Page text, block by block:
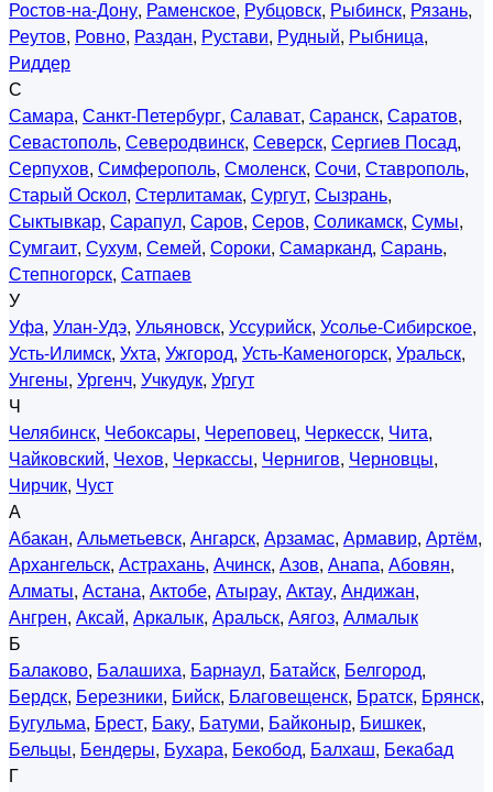
Ростов-на-Дону, Раменское, Рубцовск, Рыбинск, Рязань,
Реутов, Ровно, Раздан, Рустави, Рудный, Рыбница,
Риддер
С
Самара, Санкт-Петербург, Салават, Саранск, Саратов,
Севастополь, Северодвинск, Северск, Сергиев Посад,
Серпухов, Симферополь, Смоленск, Сочи, Ставрополь,
Старый Оскол, Стерлитамак, Сургут, Сызрань,
Сыктывкар, Сарапул, Саров, Серов, Соликамск, Сумы,
Сумгаит, Сухум, Семей, Сороки, Самарканд, Сарань,
Степногорск, Сатпаев
У
Уфа, Улан-Удэ, Ульяновск, Уссурийск, Усолье-Сибирское,
Усть-Илимск, Ухта, Ужгород, Усть-Каменогорск, Уральск,
Унгены, Ургенч, Учкудук, Ургут
Ч
Челябинск, Чебоксары, Череповец, Черкесск, Чита,
Чайковский, Чехов, Черкассы, Чернигов, Черновцы,
Чирчик, Чуст
А
Абакан, Альметьевск, Ангарск, Арзамас, Армавир, Артём,
Архангельск, Астрахань, Ачинск, Азов, Анапа, Абовян,
Алматы, Астана, Актобе, Атырау, Актау, Андижан,
Ангрен, Аксай, Аркалык, Аральск, Аягоз, Алмалык
Б
Балаково, Балашиха, Барнаул, Батайск, Белгород,
Бердск, Березники, Бийск, Благовещенск, Братск, Брянск,
Бугульма, Брест, Баку, Батуми, Байконыр, Бишкек,
Бельцы, Бендеры, Бухара, Бекобод, Балхаш, Бекабад
Г